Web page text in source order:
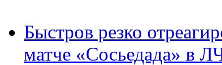
Быстров резко
матче «Сосьедада» в